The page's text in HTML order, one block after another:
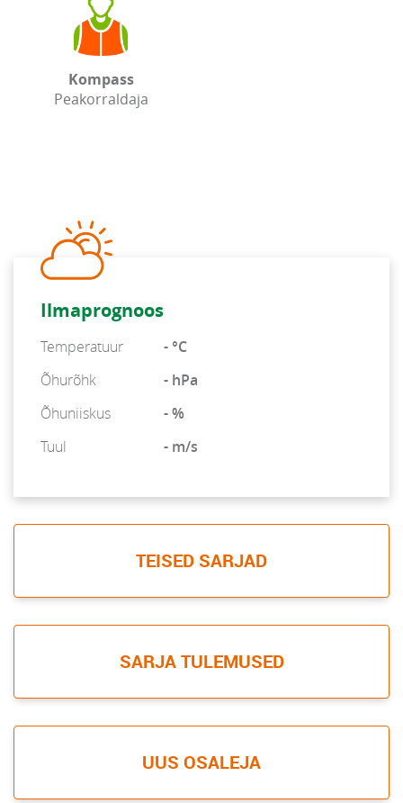
Kompass
Peakorraldaja
Ilmaprognoos
Temperatuur
- °C
Õhurõhk
- hPa
Õhuniiskus
- %
Tuul
- m/s
TEISED SARJAD
SARJA TULEMUSED
UUS OSALEJA